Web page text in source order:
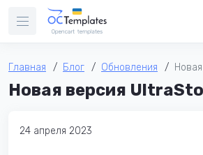
Главная Блог Обновления
Новая версия
24 апреля 2023